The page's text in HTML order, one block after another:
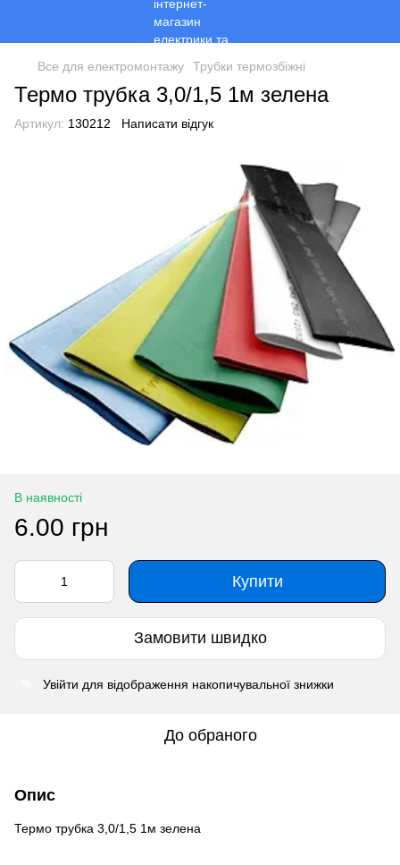
Все для електромонтажу Трубки термозбіжні
Термо трубка 3,0/1,5 1м зелена
Артикул: 130212 Написати відгук
В наявності
6.00 грн
Купити
Замовити швидко
Увійти для відображення накопичувальної знижки
До обраного
Опис
Термо трубка 3,0/1,5 1м зелена